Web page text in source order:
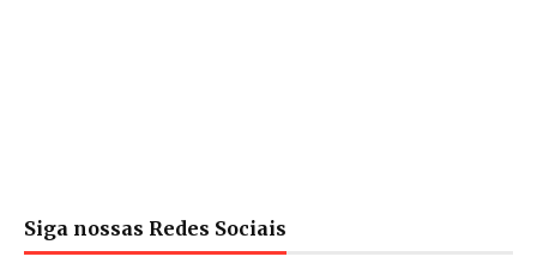
Siga nossas Redes Sociais